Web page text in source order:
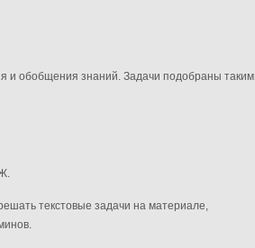
и обобщения знаний. Задачи подобраны таким
текстовые задачи на материале,